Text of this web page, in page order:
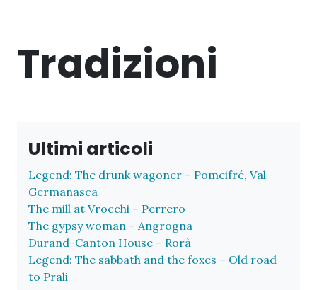
Tradizioni
Ultimi articoli
Legend: The drunk wagoner – Pomeifré, Val
Germanasca
The mill at Vrocchi – Perrero
The gypsy woman – Angrogna
Durand-Canton House – Rorà
Legend: The sabbath and the foxes – Old road
to Prali